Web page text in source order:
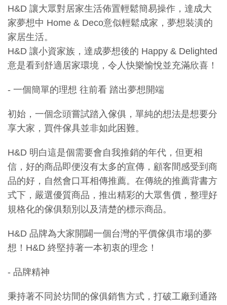
H&D 讓大眾對居家生活佈置輕鬆簡易操作，達成大
家夢想中 Home & Deco意似輕鬆成家，夢想裝潢的
家居生活。
H&D 讓小資家族，達成夢想後的 Happy & Delighted
意是看到舒適居家環境，令人快樂愉悅並充滿欣喜！
- 一個簡單的理想 往前看 踏出夢想開端
初始，一個念頭嘗試踏入傢俱，單純的想法是想要分
享大家，買件傢具並非如此困難。
H&D 明白這是個需要會自我推銷的年代，但更相
信，好的商品即便沒有太多的宣傳，顧客間感受到商
品的好，自然會口耳相傳推薦。在傳統的推薦背書方
式下，嚴選優質商品，推出精彩的大眾售價，整理好
規格化的傢俱類別以及清楚的標示商品。
H&D 品牌為大家開闢一個台灣的平價傢俱市場的夢
想！H&D 終堅持著一本初衷的理念！
- 品牌精神
秉持著不同於坊間的傢俱銷售方式，打破工廠到通路